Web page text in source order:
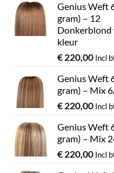
Genius Weft
gram) – 12
Donkerblond
kleur
€ 220,00 Incl
Genius Weft
gram) – Mix
€ 220,00 Incl
Genius Weft
gram) – Mix
€ 220,00 Incl